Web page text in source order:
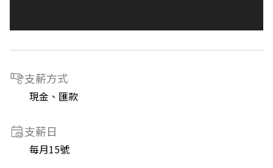
支薪方式
現金、匯款
支薪日
每月15號